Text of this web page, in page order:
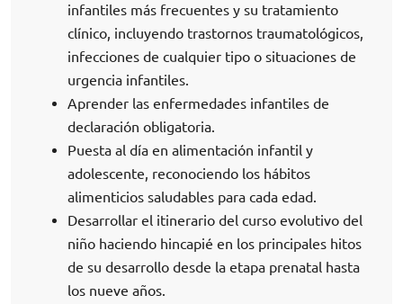
infantiles más frecuentes y su tratamiento
clínico, incluyendo trastornos traumatológicos,
infecciones de cualquier tipo o situaciones de
urgencia infantiles.
Aprender las enfermedades infantiles de
declaración obligatoria.
Puesta al día en alimentación infantil y
adolescente, reconociendo los hábitos
alimenticios saludables para cada edad.
Desarrollar el itinerario del curso evolutivo del
niño haciendo hincapié en los principales hitos
de su desarrollo desde la etapa prenatal hasta
los nueve años.